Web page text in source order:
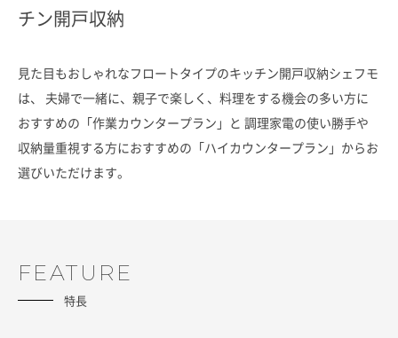
チン開戸収納
見た目もおしゃれなフロートタイプのキッチン開戸収納シェフモ
は、
夫婦で一緒に、親子で楽しく、料理をする機会の多い方に
おすすめの「作業カウンタープラン」と 調理家電の使い勝手や
収納量重視する方におすすめの「ハイカウンタープラン」からお
選びいただけます。
FEATURE
特長